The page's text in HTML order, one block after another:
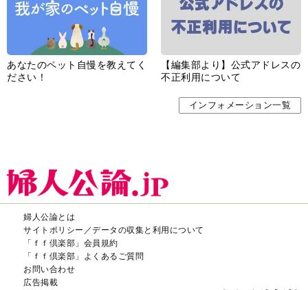
あなたのペット自慢を教えてく
ださい！
【編集部より】公式アドレスの
インフォメーション一覧
婦人公論とは
サイトポリシー／データの収集と利用について
「ｆｆ倶楽部」よくあるご質問
お問い合わせ
広告掲載